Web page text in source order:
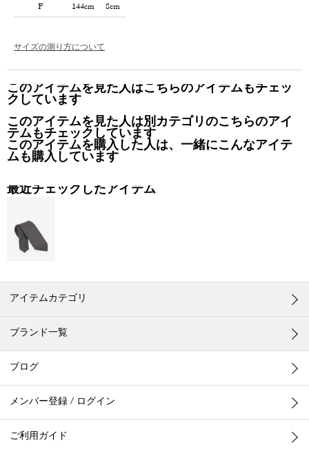
F
144cm 8cm
サイズの測り方について
このアイテムを見た人はこちらのアイテムもチェッ
クしています
このアイテムを見た人は別カテゴリのこちらのアイ
テムもチェックしています
このアイテムを購入した人は、一緒にこんなアイテ
ムも購入しています
最近チェックしたアイテム
アイテムカテゴリ
ブランド一覧
ブログ
メンバー登録 / ログイン
ご利用ガイド